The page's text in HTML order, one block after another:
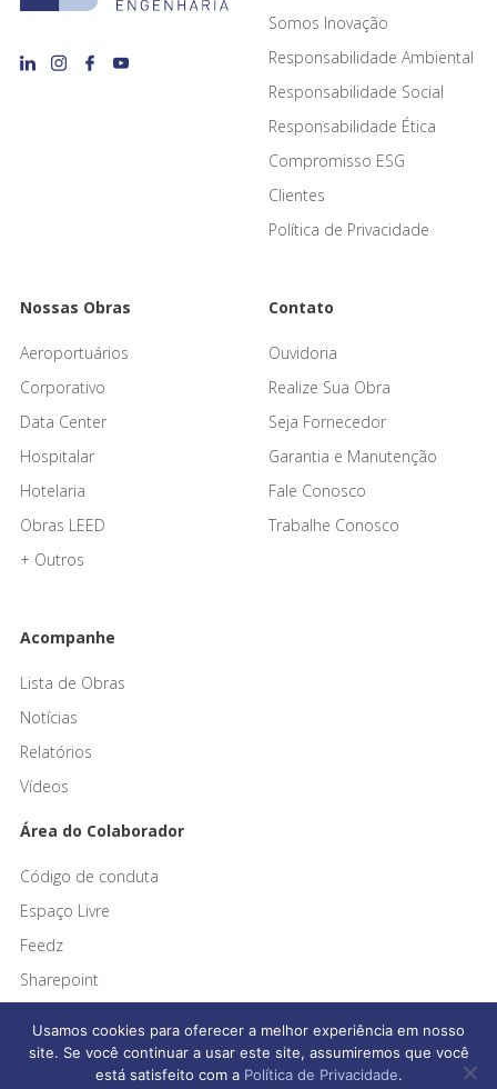
Somos Inovação
Responsabilidade Ambiental
Responsabilidade Social
Responsabilidade Ética
Compromisso ESG
Clientes
Política de Privacidade
Nossas Obras
Aeroportuários
Corporativo
Data Center
Hospitalar
Hotelaria
Obras LEED
+ Outros
Contato
Ouvidoria
Realize Sua Obra
Seja Fornecedor
Garantia e Manutenção
Fale Conosco
Trabalhe Conosco
Acompanhe
Lista de Obras
Notícias
Relatórios
Vídeos
Área do Colaborador
Código de conduta
Espaço Livre
Feedz
Sharepoint
Usamos cookies para oferecer a melhor experiência em nosso
site. Se você continuar a usar este site, assumiremos que você
está satisfeito com a Política de Privacidade.